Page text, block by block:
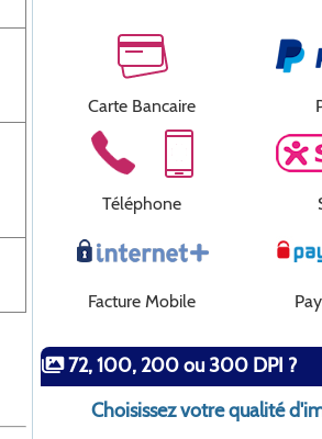
Carte Bancaire
Téléphone
Facture Mobile
72, 100, 200 ou 300 DPI ?
Choisissez votre qualité